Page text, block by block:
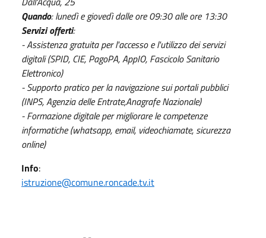
Quando: lunedì e giovedì dalle ore 09:30 alle ore 13:30
Servizi offerti:
- Assistenza gratuita per l'accesso e l'utilizzo dei servizi
digitali (SPID, CIE, PagoPA, AppIO, Fascicolo Sanitario
Elettronico)
- Supporto pratico per la navigazione sui portali pubblici
(INPS, Agenzia delle Entrate,Anagrafe Nazionale)
- Formazione digitale per migliorare le competenze
informatiche (whatsapp, email, videochiamate, sicurezza
online)
Info:
istruzione@comune.roncade.tv.it